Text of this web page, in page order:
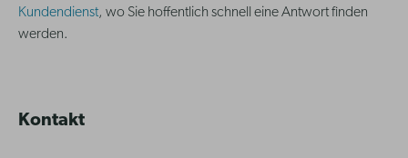
Kundendienst, wo Sie hoffentlich schnell eine Antwort finden
werden.
Kontakt